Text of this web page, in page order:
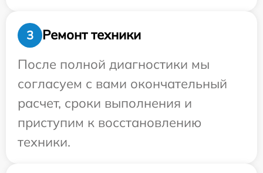
3
Ремонт техники
После полной диагностики мы
согласуем с вами окончательный
расчет, сроки выполнения и
приступим к восстановлению
техники.